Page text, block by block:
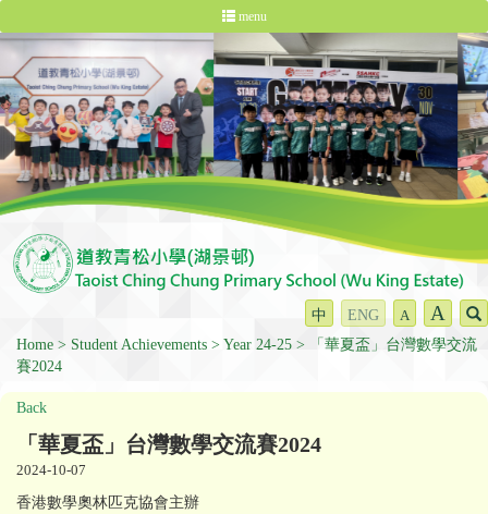
menu
中 ENG A A
Home Student Achievements Year 24-25
「華夏盃」台灣數學交流
賽2024
Back
「華夏盃」台灣數學交流賽2024
2024-10-07
香港數學奧林匹克協會主辦